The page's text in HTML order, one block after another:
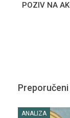
POZIV NA
ANALIZA